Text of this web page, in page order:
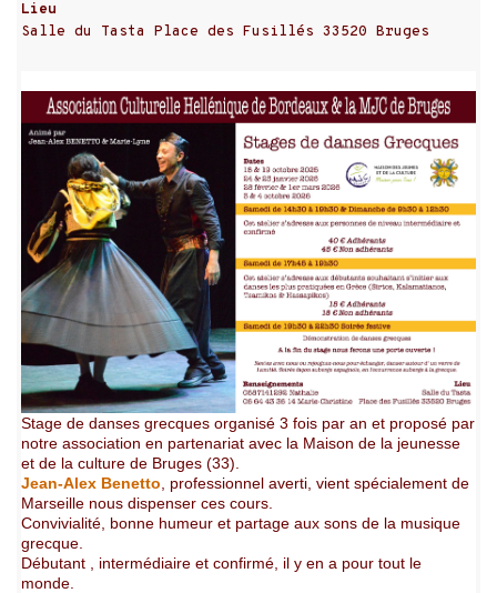
Lieu
Salle du Tasta Place des Fusillés 33520 Bruges
Stage de danses grecques organisé 3 fois par an et proposé par
notre association en partenariat avec la Maison de la jeunesse
et de la culture de Bruges (33).
Jean-Alex Benetto , professionnel averti, vient spécialement de
Marseille nous dispenser ces cours.
Convivialité, bonne humeur et partage aux sons de la musique
grecque.
Débutant , intermédiaire et confirmé, il y en a pour tout le
monde.